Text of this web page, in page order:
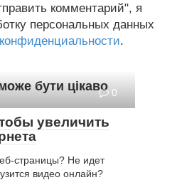
комментарий", я
персональных данных
.
бути цікаво 0
увеличить
страницы? Не идет
видео онлайн?